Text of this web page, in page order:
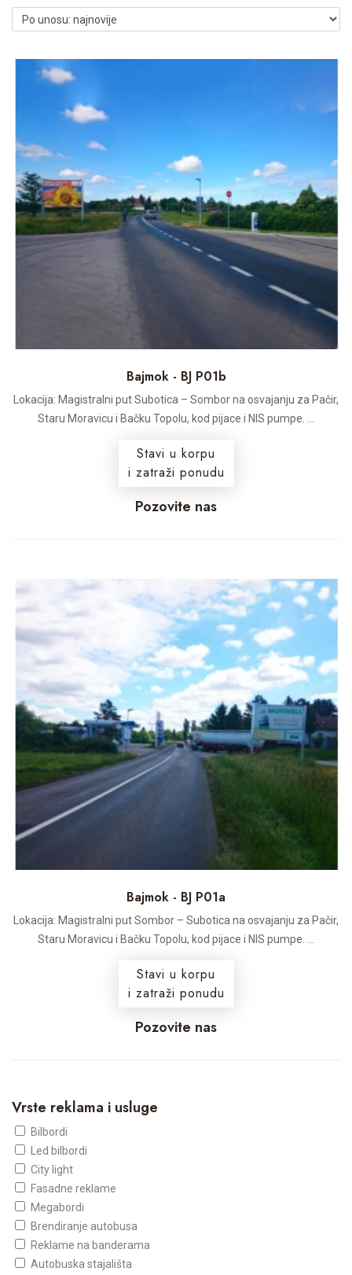
Bajmok - BJ P01b
Lokacija: Magistralni put Subotica – Sombor na osvajanju za Pačir,
Staru Moravicu i Bačku Topolu, kod pijace i NIS pumpe. ...
Stavi u korpu
i zatraži ponudu
Pozovite nas
Bajmok - BJ P01a
Lokacija: Magistralni put Sombor – Subotica na osvajanju za Pačir,
Staru Moravicu i Bačku Topolu, kod pijace i NIS pumpe. ...
Stavi u korpu
i zatraži ponudu
Pozovite nas
Vrste reklama i usluge
Bilbordi
Led bilbordi
City light
Fasadne reklame
Megabordi
Brendiranje autobusa
Reklame na banderama
Autobuska stajališta